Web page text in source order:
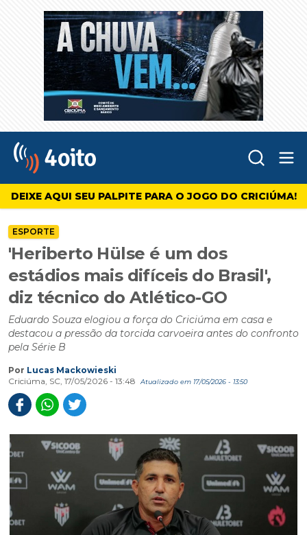
4oito
DEIXE AQUI SEU PALPITE PARA O JOGO DO CRICIÚMA!
ESPORTE
'Heriberto Hülse é um dos
estádios mais difíceis do Brasil',
diz técnico do Atlético-GO
Eduardo Souza elogiou a força do Criciúma em casa e
destacou a pressão da torcida carvoeira antes do confronto
pela Série B
Por Lucas Mackowieski
Criciúma, SC, 17/05/2026 - 13:48
Atualizado em 17/05/2026 - 13:50